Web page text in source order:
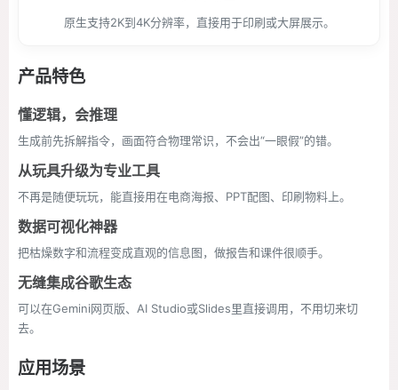
原生支持2K到4K分辨率，直接用于印刷或大屏展示。
产品特色
懂逻辑，会推理
生成前先拆解指令，画面符合物理常识，不会出“一眼假”的错。
从玩具升级为专业工具
不再是随便玩玩，能直接用在电商海报、PPT配图、印刷物料上。
数据可视化神器
把枯燥数字和流程变成直观的信息图，做报告和课件很顺手。
无缝集成谷歌生态
可以在Gemini网页版、AI Studio或Slides里直接调用，不用切来切
去。
应用场景